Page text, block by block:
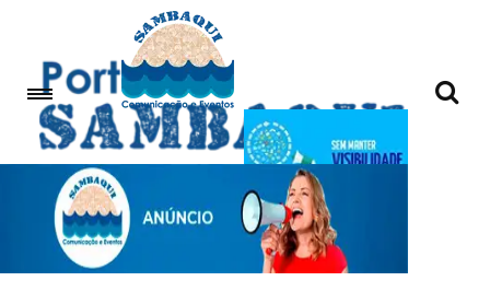
Cidades integradas